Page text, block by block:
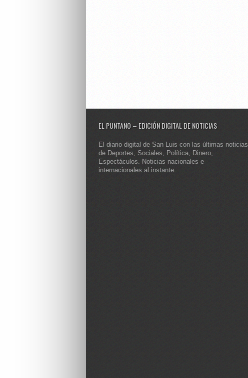
EL PUNTANO – EDICIÓN DIGITAL DE NOTICIAS
El diario digital de San Luis con las últimas noticias
de Deportes, Sociales, Política, Dinero,
Espectáculos. Noticias nacionales e
internacionales al instante.